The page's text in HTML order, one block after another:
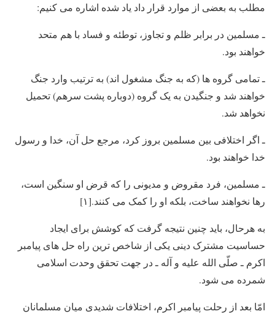
مطلب به بعضی از موارد قرار داد یاد شده اشاره می کنیم:
ـ مسلمین در برابر ظلم و تجاوز، توطئه و فساد با هم متحد
خواهند بود.
ـ تمامی گروه ها (که به جنگ مشغول اند) به ترتیب وارد جنگ
خواهند شد و جنگیدن به یک گروه (دوباره پشت سرهم) تحمیل
نخواهد شد.
ـ اگر اختلافی بین مسلمین بروز کرد، مرجع حل آن، خدا و رسول
خدا خواهند بود.
ـ مسلمین، فرد مقروض و مدیونی را که قرض او سنگین است،
رها نخواهند ساخت، بلکه او را کمک می کنند.[۱]
به هرحال، باید چنین نتیجه گرفت که کوشش برای ایجاد
حساسیت مشترک دینی یکی از شاخص ترین راه حل های پیامبر
اکرم ـ صلّی الله علیه و آله ـ در جهت تحقق وحدت اسلامی
شمرده می شود.
امّا بعد از رحلت پیامبر اکرم، اختلافات شدیدی میان مسلمانان